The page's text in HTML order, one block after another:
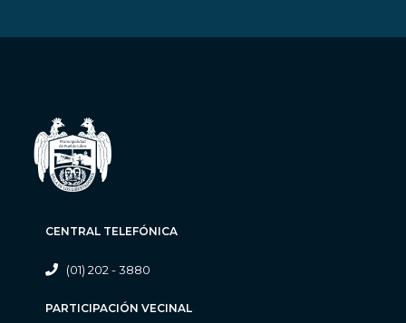
CENTRAL TELEFÓNICA
(01) 202 - 3880
PARTICIPACIÓN VECINAL